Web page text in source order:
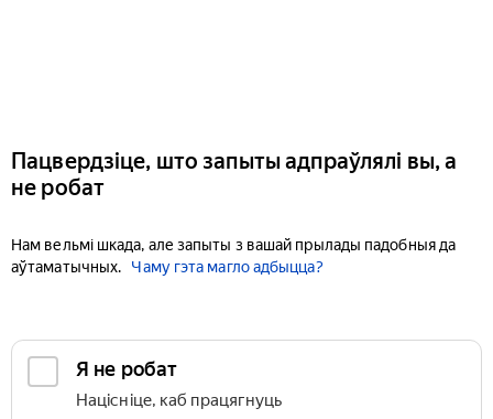
Пацвердзіце, што запыты адпраўлялі вы, а
не робат
Нам вельмі шкада, але запыты з вашай прылады падобныя да
аўтаматычных.
Чаму гэта магло адбыцца?
Я не робат
Націсніце, каб працягнуць